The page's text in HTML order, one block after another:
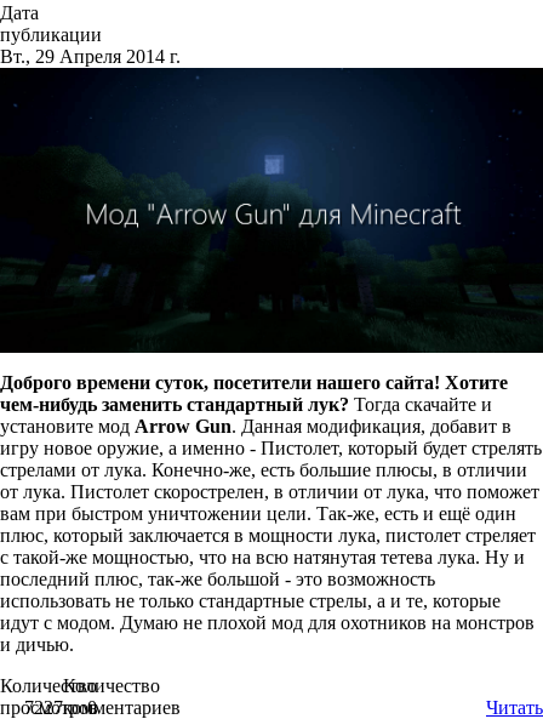
Дата
публикации
Вт., 29 Апреля 2014 г.
Доброго времени суток, посетители нашего сайта! Хотите
чем-нибудь заменить стандартный лук? Тогда скачайте и
установите мод Arrow Gun. Данная модификация, добавит в
игру новое оружие, а именно - Пистолет, который будет стрелять
стрелами от лука. Конечно-же, есть большие плюсы, в отличии
от лука. Пистолет скорострелен, в отличии от лука, что поможет
вам при быстром уничтожении цели. Так-же, есть и ещё один
плюс, который заключается в мощности лука, пистолет стреляет
с такой-же мощностью, что на всю натянутая тетева лука. Ну и
последний плюс, так-же большой - это возможность
использовать не только стандартные стрелы, а и те, которые
идут с модом. Думаю не плохой мод для охотников на монстров
и дичью.
Количество
просмотров
7227
Количество
комментариев
0 Читать